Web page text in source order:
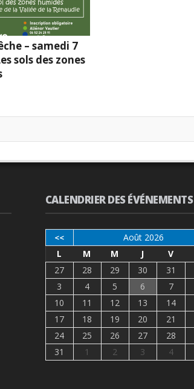
– samedi 7
sols des zones
CALENDRIER DES ÉVÉNEMENTS
<< Août 2026
L M M J V
27
28 29 30 31
3
4 5 6 7
10
11 12 13 14
17
18 19 20 21
24
25 26 27 28
31
1 2 3 4